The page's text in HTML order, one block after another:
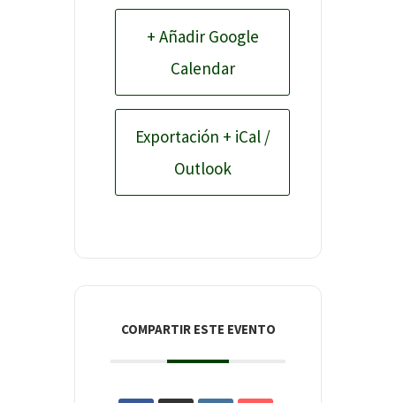
+ Añadir Google
Calendar
Exportación + iCal /
Outlook
COMPARTIR ESTE EVENTO